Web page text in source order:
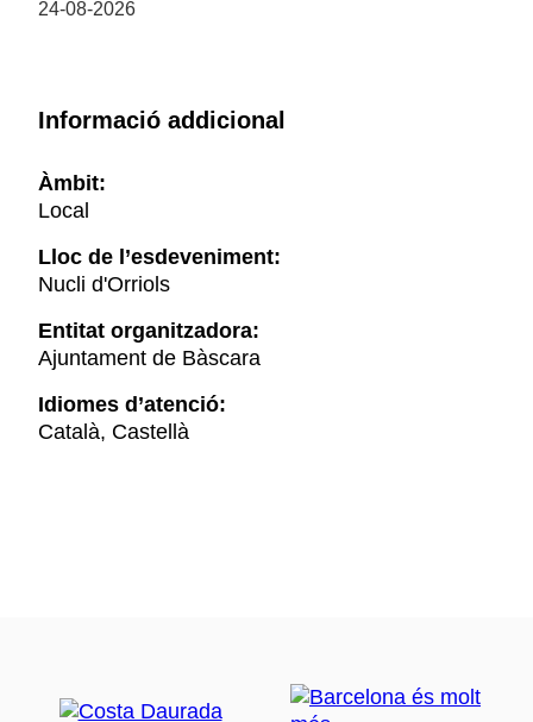
24-08-2026
Informació addicional
Àmbit:
Local
Lloc de l’esdeveniment:
Nucli d'Orriols
Entitat organitzadora:
Ajuntament de Bàscara
Idiomes d’atenció:
Català, Castellà